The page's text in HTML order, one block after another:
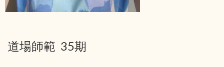
道場師範 35期